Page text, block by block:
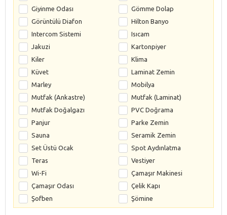
Giyinme Odası
Gömme Dolap
Görüntülü Diafon
Hilton Banyo
Intercom Sistemi
Isıcam
Jakuzi
Kartonpiyer
Kiler
Klima
Küvet
Laminat Zemin
Marley
Mobilya
Mutfak (Ankastre)
Mutfak (Laminat)
Mutfak Doğalgazı
PVC Doğrama
Panjur
Parke Zemin
Sauna
Seramik Zemin
Set Üstü Ocak
Spot Aydınlatma
Teras
Vestiyer
Wi-Fi
Çamaşır Makinesi
Çamaşır Odası
Çelik Kapı
Şofben
Şömine